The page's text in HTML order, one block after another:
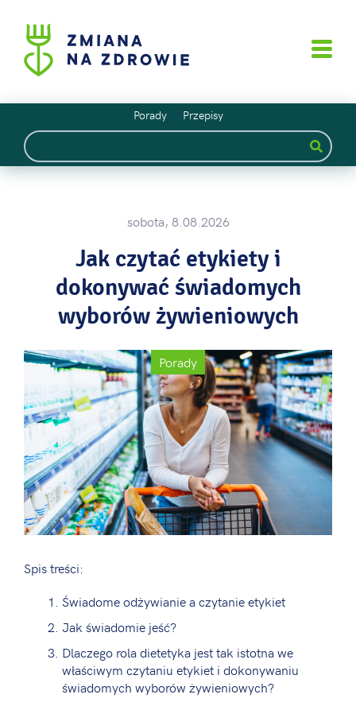
Porady Przepisy
sobota, 8.08.2026
Jak czytać etykiety i
dokonywać świadomych
wyborów żywieniowych
Porady
Spis treści:
Świadome odżywianie a czytanie etykiet
Jak świadomie jeść?
Dlaczego rola dietetyka jest tak istotna we
właściwym czytaniu etykiet i dokonywaniu
świadomych wyborów żywieniowych?